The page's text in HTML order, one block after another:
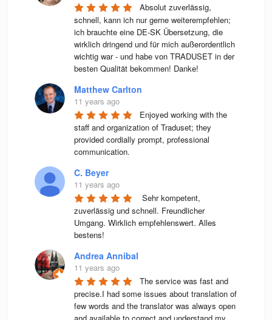
Absolut zuverlässig,
schnell, kann ich nur gerne weiterempfehlen;
ich brauchte eine DE-SK Übersetzung, die
wirklich dringend und für mich außerordentlich
wichtig war - und habe von TRADUSET in der
besten Qualität bekommen! Danke!
Matthew Carlton
11 years ago
Enjoyed working with the
staff and organization of Traduset; they
provided cordially prompt, professional
communication.
C. Beyer
11 years ago
Sehr kompetent,
zuverlässig und schnell. Freundlicher
Umgang. Wirklich empfehlenswert. Alles
bestens!
Andrea Annibal
11 years ago
The service was fast and
precise.I had some issues about translation of
few words and the translator was always open